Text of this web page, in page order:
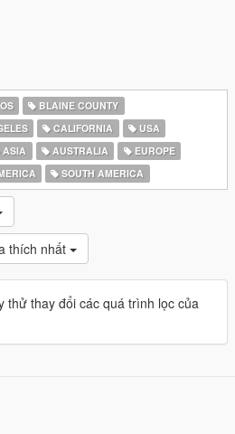
BLAINE COUNTY
CALIFORNIA
USA
ASIA AUSTRALIA
EUROPE
SOUTH AMERICA
thích nhất
thử thay đổi các quá trình lọc của